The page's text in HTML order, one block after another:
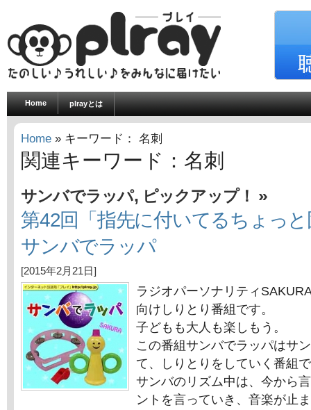
Home plrayとは
Home » キーワード： 名刺
関連キーワード：名刺
サンバでラッパ, ピックアップ！ »
第42回「指先に付いてるちょっ
サンバでラッパ
[2015年2月21日]
ラジオパーソナリティ
向けしりとり番組です。
子どもも大人も楽しもう。
この番組サンバでラッパはサ
て、しりとりをしていく番組
サンバのリズム中は、今から
ントを言っていき、音楽が止